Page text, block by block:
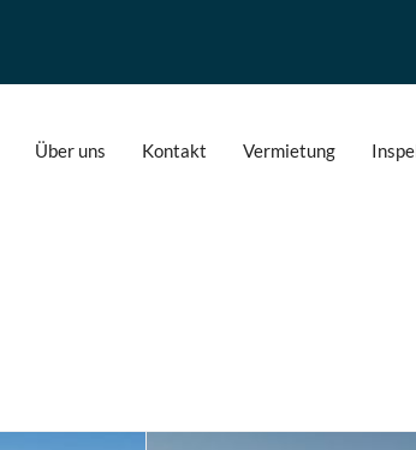
Über uns Kontakt Vermietung